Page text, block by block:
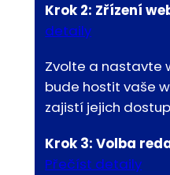
Krok 2: Zřízení
detaily
Zvolte a nastavte
bude hostit vaše
zajistí jejich
Krok 3:Volba
Přečíst detaily